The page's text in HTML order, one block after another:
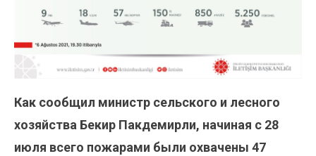
Как сообщил министр сельского и лесного
хозяйства Бекир Пакдемирли, начиная с 28
июля всего пожарами были охвачены 47